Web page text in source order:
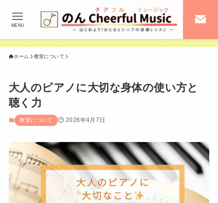
MENU
ホーム 教室について
大人のピアノに大切な身体の使い方と
聴く力
教室について 2026年4月7日